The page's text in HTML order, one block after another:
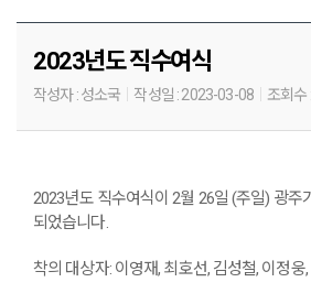
2023년도 직수여식
작성자 :성소국 작성일 :2023-03-08 조회수 :
2023년도 직수여식이 2월 26일 (주일) 광주
되었습니다.
착의 대상자: 이영재, 최호선, 김성철, 이정웅